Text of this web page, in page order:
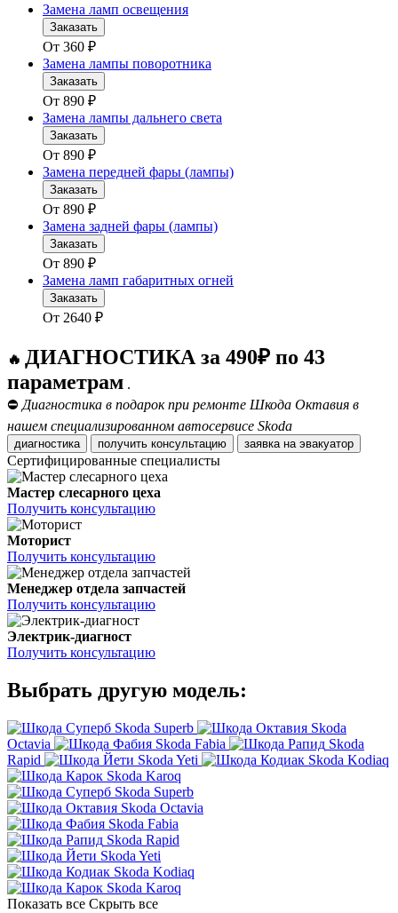
Замена ламп освещения
Заказать
От 360 ₽
Замена лампы поворотника
Заказать
От 890 ₽
Замена лампы дальнего света
Заказать
От 890 ₽
Замена передней фары (лампы)
Заказать
От 890 ₽
Замена задней фары (лампы)
Заказать
От 890 ₽
Замена ламп габаритных огней
Заказать
От 2640 ₽
🔥 ДИАГНОСТИКА за 490₽ по 43
параметрам .
⛔ Диагностика в подарок при ремонте Шкода Октавия в
нашем специализированном автосервисе Skoda
диагностика получить консультацию заявка на эвакуатор
Сертифицированные специалисты
Мастер слесарного цеха
Получить консультацию
Моторист
Получить консультацию
Менеджер отдела запчастей
Получить консультацию
Электрик-диагност
Получить консультацию
Выбрать другую модель:
Skoda Superb
Skoda
Octavia
Skoda Fabia
Skoda
Rapid
Skoda Yeti
Skoda Kodiaq
Skoda Karoq
Skoda Superb
Skoda Octavia
Skoda Fabia
Skoda Rapid
Skoda Yeti
Skoda Kodiaq
Skoda Karoq
Показать все Скрыть все